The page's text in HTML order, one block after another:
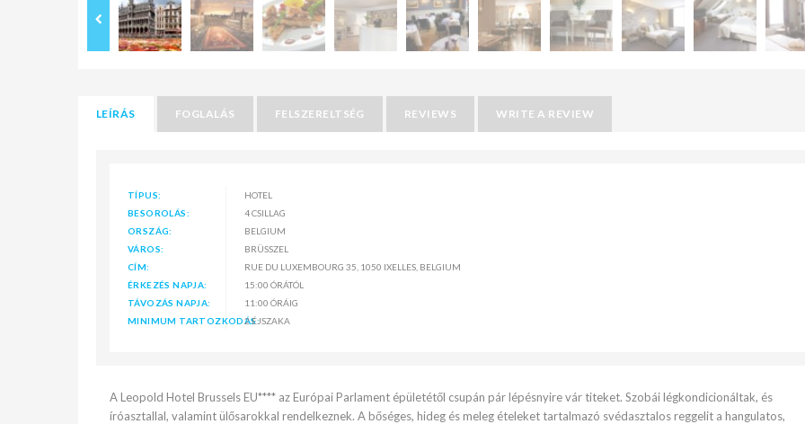
LEÍRÁS FOGLALÁS FELSZERELTSÉG REVIEWS WRITE A REVIEW
TÍPUS:
HOTEL
BESOROLÁS:
4 CSILLAG
ORSZÁG:
BELGIUM
VÁROS:
BRÜSSZEL
CÍM:
RUE DU LUXEMBOURG 35, 1050 IXELLES, BELGIUM
ÉRKEZÉS NAPJA:
15:00 ÓRÁTÓL
TÁVOZÁS NAPJA:
11:00 ÓRÁIG
MINIMUM TARTOZKODÁS:2 ÉJSZAKA
A Leopold Hotel Brussels EU**** az Európai Parlament épületétől csupán pár lépésnyire vár titeket. Szobái légkondicionáltak, és
íróasztallal, valamint ülősarokkal rendelkeznek. A bőséges, hideg és meleg ételeket tartalmazó svédasztalos reggelit a hangulatos,